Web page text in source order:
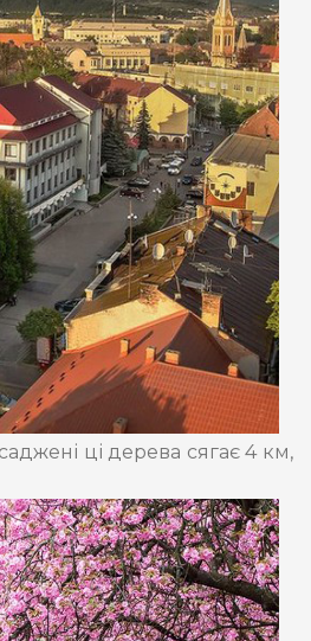
ці дерева сягає 4 км,